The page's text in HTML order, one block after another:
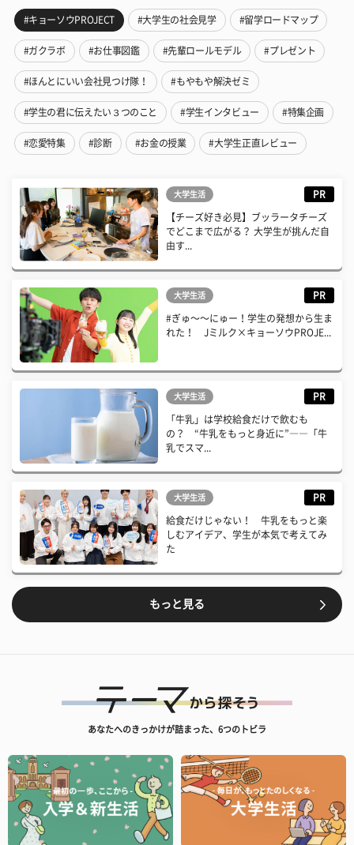
#キョーソウPROJECT #大学生の社会見学 #留学ロードマップ
#ガクラボ #お仕事図鑑 #先輩ロールモデル #プレゼント
#ほんとにいい会社見つけ隊！ #もやもや解決ゼミ
#学生の君に伝えたい３つのこと #学生インタビュー #特集企画
#恋愛特集 #診断 #お金の授業 #大学生正直レビュー
大学生活 PR
【チーズ好き必見】ブッラータチーズ
でどこまで広がる？ 大学生が挑んだ自
由す...
大学生活 PR
#ぎゅ〜〜にゅー！学生の発想から生ま
れた！ Jミルク×キョーソウPROJE...
大学生活 PR
「牛乳」は学校給食だけで飲むも
の？ “牛乳をもっと身近に”――「牛
乳でスマ...
大学生活 PR
給食だけじゃない！ 牛乳をもっと楽
しむアイデア、学生が本気で考えてみ
た
もっと見る
あなたへのきっかけが詰まった、6つのトビラ